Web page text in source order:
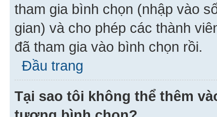
tham gia bình chọn (nhập vào
gian) và cho phép các thành
đã tham gia vào bình chọn rồi.
Đầu trang
Tại sao tôi không thể thêm